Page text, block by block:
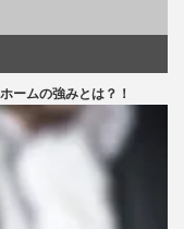
ームの強みとは？！